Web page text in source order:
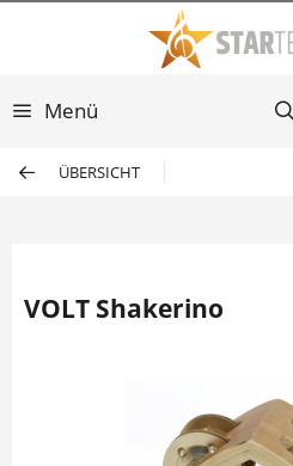
Menü
ÜBERSICHT
VOLT Shakerino